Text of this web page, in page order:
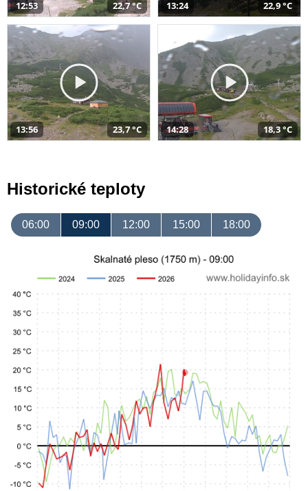
12:53 22,7 °C 13:24 22,9 °C
13:56 23,7 °C 14:28 18,3 °C
Historické teploty
06:00 09:00 12:00 15:00 18:00